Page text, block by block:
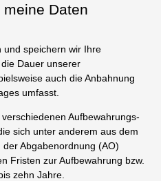
Daten
und speichern wir Ihre
Dauer unserer
auch die Anbahnung
umfasst.
Aufbewahrungs-
sich unter anderem aus dem
Abgabenordnung (AO)
Fristen zur Aufbewahrung bzw.
zehn Jahre.